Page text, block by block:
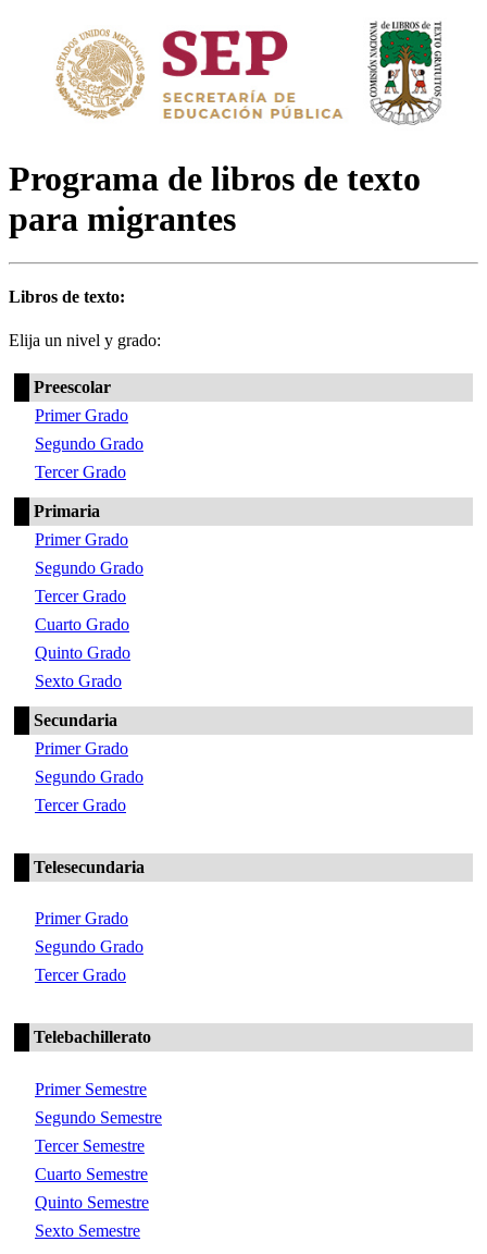
Programa de libros de texto
para migrantes
Libros de texto:
Elija un nivel y grado:
Preescolar
Primer Grado
Segundo Grado
Tercer Grado
Primaria
Primer Grado
Segundo Grado
Tercer Grado
Cuarto Grado
Quinto Grado
Sexto Grado
Secundaria
Primer Grado
Segundo Grado
Tercer Grado
Telesecundaria
Primer Grado
Segundo Grado
Tercer Grado
Telebachillerato
Primer Semestre
Segundo Semestre
Tercer Semestre
Cuarto Semestre
Quinto Semestre
Sexto Semestre